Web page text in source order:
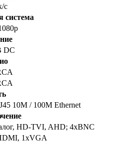
с
система
DC
10M / 100M Ethernet
HD-TVI, AHD; 4хBNC
1хVGA